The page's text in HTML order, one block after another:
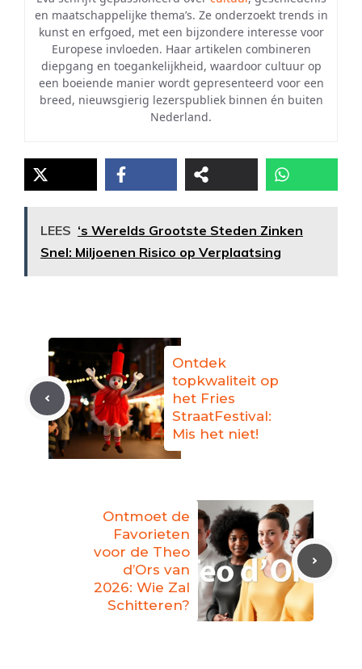
en maatschappelijke thema’s. Ze onderzoekt trends in
kunst en erfgoed, met een bijzondere interesse voor
Europese invloeden. Haar artikelen combineren
diepgang en toegankelijkheid, waardoor cultuur op
een boeiende manier wordt gepresenteerd voor een
breed, nieuwsgierig lezerspubliek binnen én buiten
Nederland.
LEES ‘s Werelds Grootste Steden Zinken
Snel: Miljoenen Risico op Verplaatsing
Ontdek
topkwaliteit op
het Fries
StraatFestival:
Mis het niet!
Ontmoet de
Favorieten
voor de Theo
d’Ors van
2026: Wie Zal
Schitteren?